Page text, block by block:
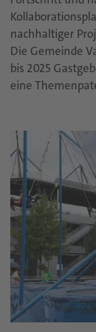
nachhaltiger
Die Gemeinde
bis 2025
eine